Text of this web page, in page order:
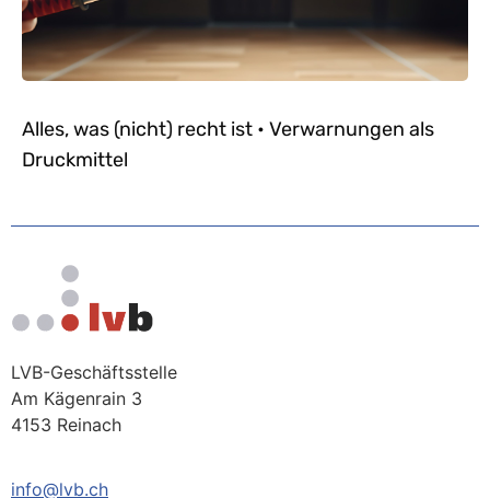
Alles, was (nicht) recht ist • Verwarnungen als
Druckmittel
LVB-Geschäftsstelle
Am Kägenrain 3
4153 Reinach
info@lvb.ch